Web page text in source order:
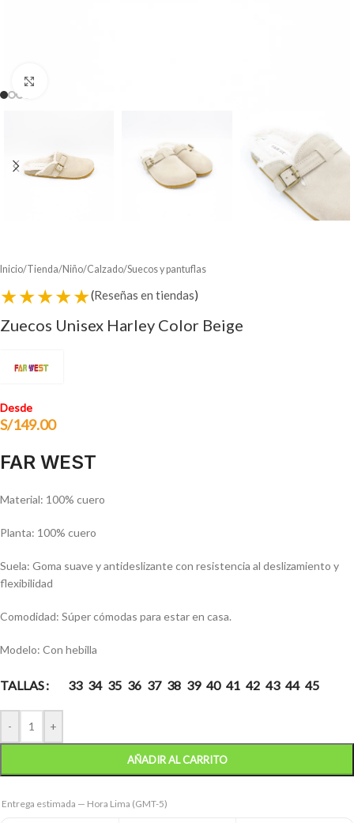
Inicio/Tienda/Niño/Calzado/Suecos y pantuflas
★★★★★(Reseñas en tiendas)
Zuecos Unisex Harley Color Beige
Desde
S/149.00
FAR WEST
Material: 100% cuero
Planta: 100% cuero
Suela: Goma suave y antideslizante con resistencia al deslizamiento y
flexibilidad
Comodidad: Súper cómodas para estar en casa.
Modelo: Con hebilla
TALLAS 33 34 35 36 37 38 39 40 41 42 43 44 45
- +
AÑADIR AL CARRITO
Entrega estimada — Hora Lima (GMT-5)